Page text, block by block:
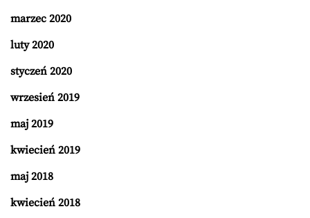
marzec 2020
luty 2020
styczeń 2020
wrzesień 2019
maj 2019
kwiecień 2019
maj 2018
kwiecień 2018